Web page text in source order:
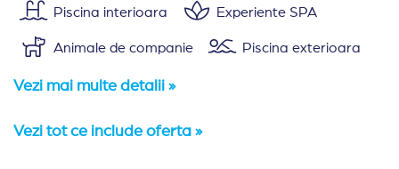
Piscina interioara Experiente SPA
Animale de companie Piscina exterioara
Vezi mai multe detalii »
Vezi tot ce include oferta »